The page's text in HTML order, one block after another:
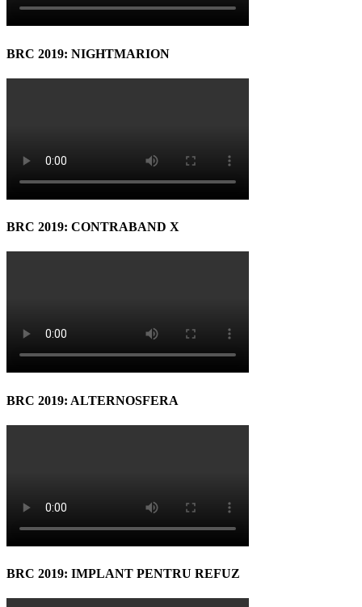
BRC 2019: NIGHTMARION
BRC 2019: CONTRABAND X
BRC 2019: ALTERNOSFERA
BRC 2019: IMPLANT PENTRU REFUZ